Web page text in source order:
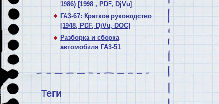
1986) [1998 , PDF, DjVu]
ГАЗ-67: Краткое руководство
[1948, PDF, DjVu, DOC]
Разборка и сборка
автомобиля ГАЗ-51
Теги